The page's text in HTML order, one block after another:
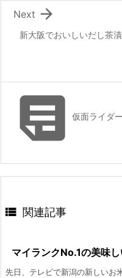
新大阪でおいしいだし茶

Next
仮面ライダ
 関連記事
マイランクNo.1の美味し
先日、テレビで新潟の新しいお